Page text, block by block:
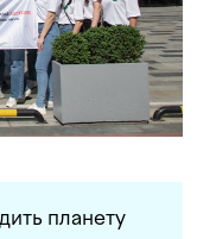
планету